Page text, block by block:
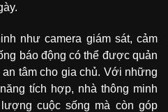
như camera giám sát, cảm
báo động có thể được quản
tâm cho gia chủ. Với những
tích hợp, nhà thông minh
cuộc sống mà còn góp